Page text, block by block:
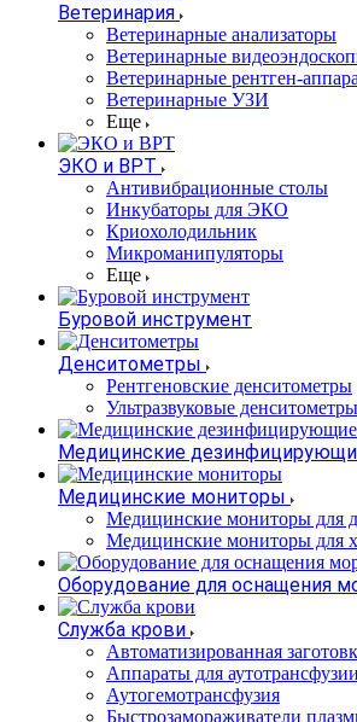
Ветеринария
Ветеринарные анализаторы
Ветеринарные
Ветеринарные рентген-
Ветеринарные УЗИ
Еще
ЭКО и ВРТ
Антивибрационные столы
Инкубаторы для ЭКО
Криохолодильник
Микроманипуляторы
Еще
Буровой инструмент
Денситометры
Рентгеновские денситометры
Ультразвуковые денситометры
Медицинские
Медицинские мониторы
Медицинские мониторы для
Медицинские мониторы для
Оборудование для оснащения
Служба крови
Автоматизированная
Аппараты для аутотрансфузии
Аутогемотрансфузия
Быстрозамораживатели